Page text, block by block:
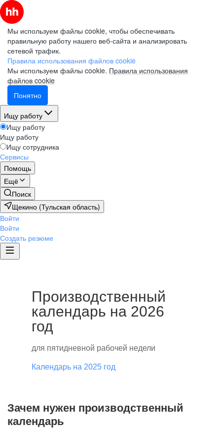
Мы используем файлы cookie, чтобы обеспечивать
правильную работу нашего веб-сайта и анализировать
сетевой трафик.
Правила использования файлов cookie
Мы используем файлы cookie. Правила использования
файлов cookie
Понятно
Ищу работу
Ищу работу
Ищу работу
Ищу сотрудника
Сервисы
Помощь
Ещё
Поиск
Щекино (Тульская область)
Войти
Войти
Создать резюме
Производственный
календарь на 2026
год
для пятидневной рабочей недели
Календарь на 2025 год
Зачем нужен производственный
календарь